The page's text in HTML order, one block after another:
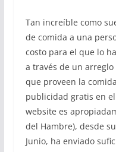
Tan increíble como
de comida a una
costo para el que lo
a través de un
que proveen la
publicidad gratis en
website es
del Hambre), desde
Junio, ha enviado